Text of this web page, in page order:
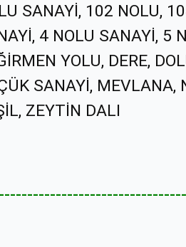
SANAYİ, 102 NOLU,
4 NOLU SANAYİ, 5
YOLU, DERE,
SANAYİ, MEVLANA,
ZEYTİN DALI